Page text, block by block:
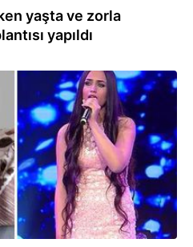
yaşta ve zorla
yapıldı